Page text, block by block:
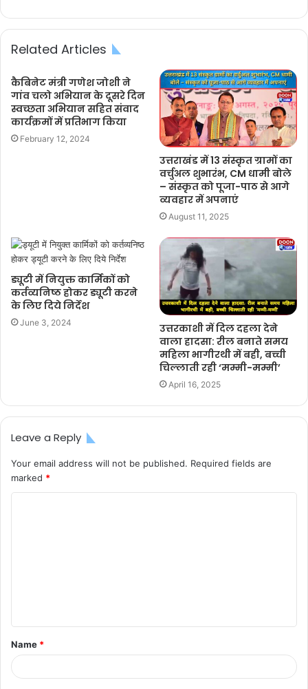
Related Articles
कैबिनेट मंत्री गणेश जोशी ने
गांव चलो अभियान के दूसरे दिन
स्वच्छता अभियान सहित संवाद
कार्यक्रमों में प्रतिभाग किया
February 12, 2024
उत्तराखंड में 13 संस्कृत ग्रामों का
वर्चुअल शुभारंभ, CM धामी बोले
– संस्कृत को पूजा-पाठ से आगे
व्यवहार में अपनाएं
August 11, 2025
ड्यूटी में नियुक्त कार्मिकों को
कर्तव्यनिष्ठ होकर ड्यूटी करने
के लिए दिये निर्देश
June 3, 2024
उत्तरकाशी में दिल दहला देने
वाला हादसा: रील बनाते समय
महिला भागीरथी में बही, बच्ची
चिल्लाती रही ‘मम्मी-मम्मी’
April 16, 2025
Leave a Reply
Your email address will not be published. Required fields are
marked *
t
*
Name *